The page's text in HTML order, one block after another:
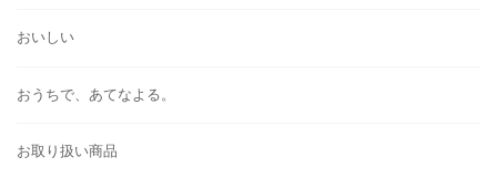
おいしい
おうちで、あてなよる。
お取り扱い商品